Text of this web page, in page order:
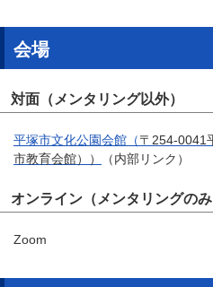
会場
対面（メンタリング以外）
平塚市文化公園会館（〒254-0041
市教育会館））
（内部リンク）
オンライン（メンタリングのみ
Zoom